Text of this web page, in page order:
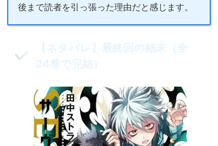
後まで読者を引っ張った理由だと感じます。
【ネタバレ】最終回の結末（全
24巻で完結）